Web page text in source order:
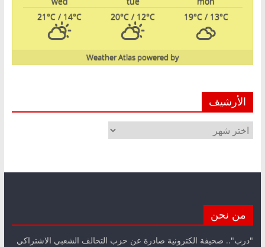
19°C/ 13°C
20°C / 12°C
21°C / 14°C
powered by
Weather Atlas
الأرشيف
الأرشيف
من نحن
"درب".. صحيفة الكترونية صادرة عن حزب التحالف الشعبي الاشتراكي